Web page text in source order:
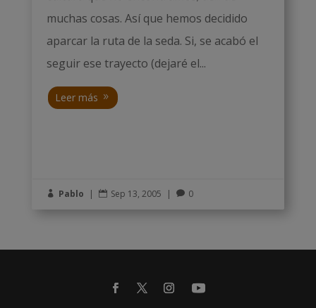
muchas cosas. Así que hemos decidido
aparcar la ruta de la seda. Si, se acabó el
seguir ese trayecto (dejaré el...
Leer más
 Pablo |  Sep 13, 2005 |  0